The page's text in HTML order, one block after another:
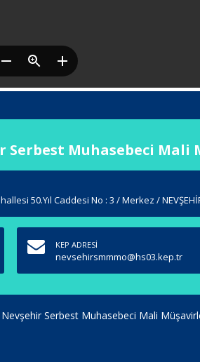
Serbest Muhasebeci Mali
50.Yıl Caddesi No : 3 / Merkez /
KEP ADRESİ
nevsehirsmmmo@hs03.kep.tr
Serbest Muhasebeci Mali